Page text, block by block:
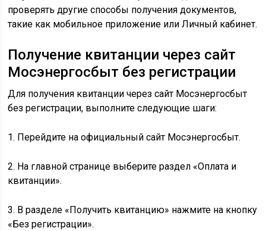
проверять другие способы получения документов,
такие как мобильное приложение или Личный кабинет.
Получение квитанции через сайт
Мосэнергосбыт без регистрации
Для получения квитанции через сайт Мосэнергосбыт
без регистрации, выполните следующие шаги:
1. Перейдите на официальный сайт Мосэнергосбыт.
2. На главной странице выберите раздел «Оплата и
квитанции».
3. В разделе «Получить квитанцию» нажмите на кнопку
«Без регистрации».